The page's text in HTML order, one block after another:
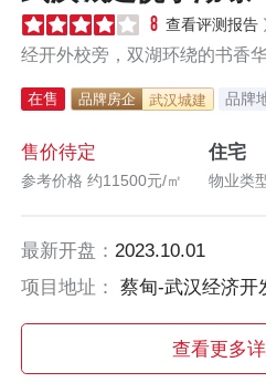
8 查看评测报告
经开外校旁，双湖环绕的书香
在售 品牌房企 武汉城建 品牌
售价待定
参考价格 约11500元/㎡
住宅
物业类
最新开盘： 2023.10.01
项目地址： 蔡甸-武汉经济开发
查看更多